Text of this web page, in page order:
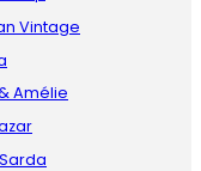
Vintage
Amélie